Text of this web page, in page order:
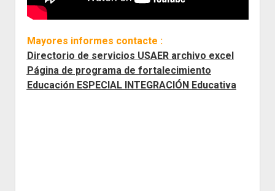
Mayores informes contacte :
Directorio de servicios USAER archivo excel
Página de programa de fortalecimiento
Educación ESPECIAL INTEGRACIÓN Educativa